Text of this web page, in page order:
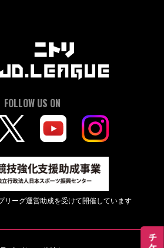
FOLLOW US ON
リーグ運営助成を受けて開催しています